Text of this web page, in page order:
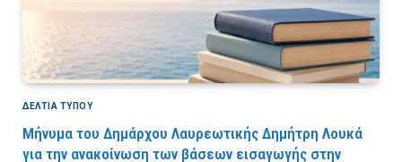
ΔΕΛΤΙΑ ΤΥΠΟΥ
Μήνυμα του Δημάρχου Λαυρεωτικής Δημήτρη Λουκά
για την ανακοίνωση των βάσεων εισαγωγής στην